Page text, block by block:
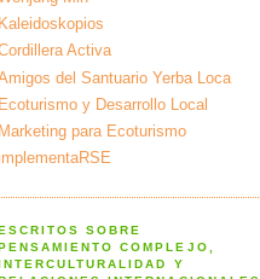
Kaleidoskopios
Activa
del Santuario Yerba Loca
Ecoturismo y Desarrollo Local
Marketing para Ecoturismo
implementaRSE
SOBRE
COMPLEJO,
Y